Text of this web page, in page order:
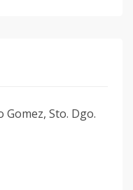
Gomez, Sto. Dgo.